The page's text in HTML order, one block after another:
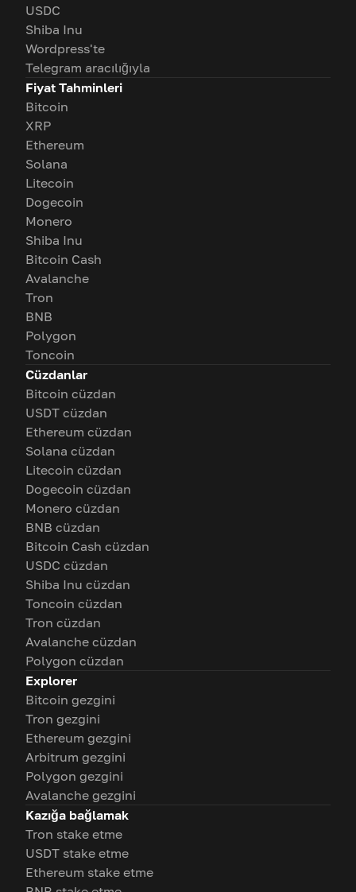
USDC
Shiba Inu
Wordpress'te
Telegram aracılığıyla
Fiyat Tahminleri
Bitcoin
XRP
Ethereum
Solana
Litecoin
Dogecoin
Monero
Shiba Inu
Bitcoin Cash
Avalanche
Tron
BNB
Polygon
Toncoin
Cüzdanlar
Bitcoin cüzdan
USDT cüzdan
Ethereum cüzdan
Solana cüzdan
Litecoin cüzdan
Dogecoin cüzdan
Monero cüzdan
BNB cüzdan
Bitcoin Cash cüzdan
USDC cüzdan
Shiba Inu cüzdan
Toncoin cüzdan
Tron cüzdan
Avalanche cüzdan
Polygon cüzdan
Explorer
Bitcoin gezgini
Tron gezgini
Ethereum gezgini
Arbitrum gezgini
Polygon gezgini
Avalanche gezgini
Kazığa bağlamak
Tron stake etme
USDT stake etme
Ethereum stake etme